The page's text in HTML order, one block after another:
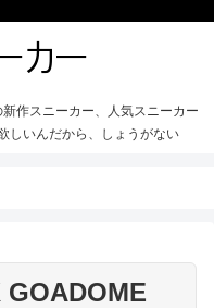
作スニーカー、人気スニーカー
しいんだから、しょうがない
GOADOME